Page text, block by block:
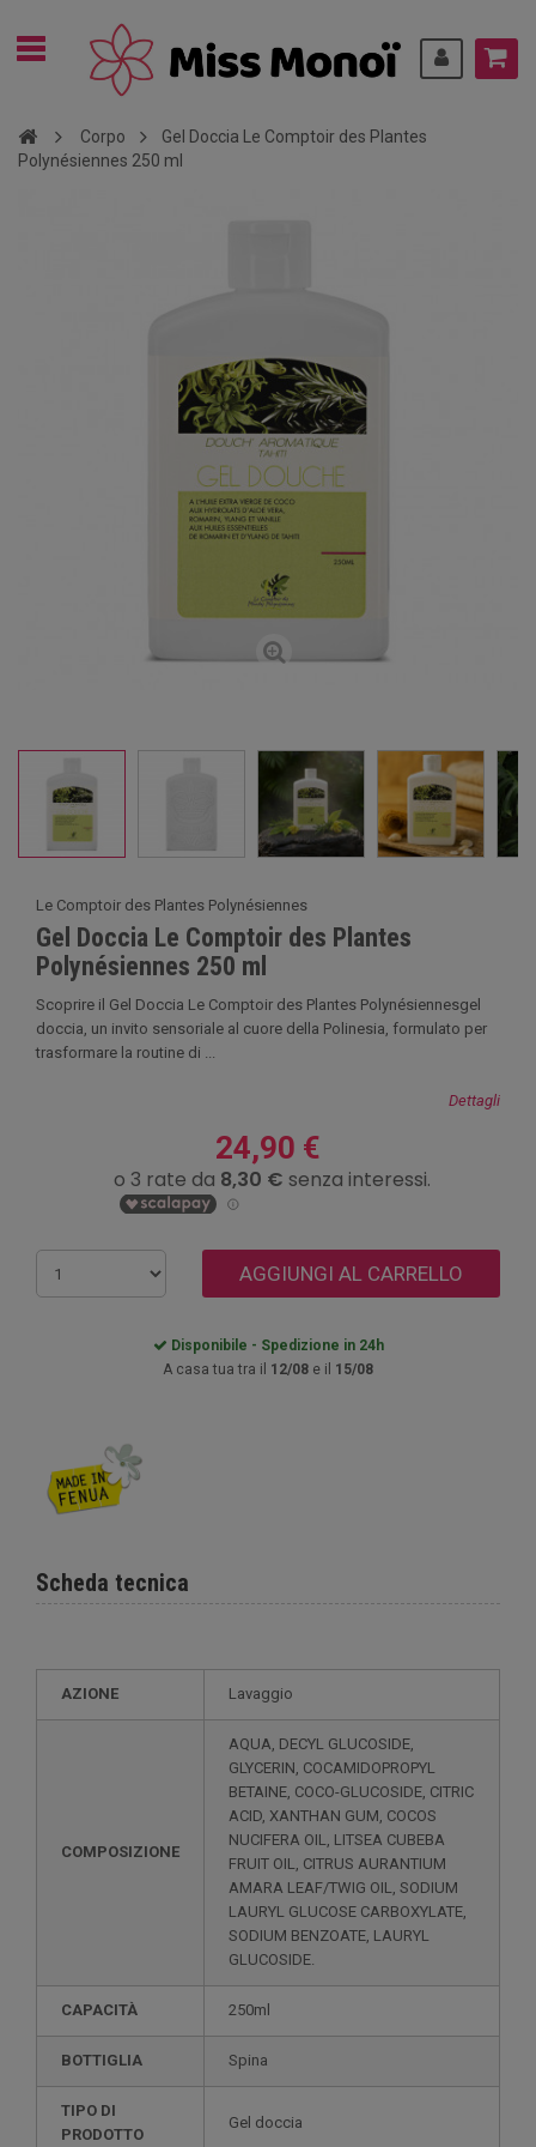
Corpo
Gel Doccia Le Comptoir des Plantes
Polynésiennes 250 ml
Le Comptoir des Plantes Polynésiennes
Gel Doccia Le Comptoir des Plantes
Polynésiennes 250 ml
Scoprire il Gel Doccia Le Comptoir des Plantes Polynésiennesgel
doccia, un invito sensoriale al cuore della Polinesia, formulato per
trasformare la routine di ...
Dettagli
24,90 €
AGGIUNGI AL CARRELLO
Disponibile - Spedizione in 24h
A casa tua tra il 12/08 e il 15/08
Scheda tecnica
AZIONE Lavaggio
COMPOSIZIONE
AQUA, DECYL GLUCOSIDE,
GLYCERIN, COCAMIDOPROPYL
BETAINE, COCO-GLUCOSIDE, CITRIC
ACID, XANTHAN GUM, COCOS
NUCIFERA OIL, LITSEA CUBEBA
FRUIT OIL, CITRUS AURANTIUM
AMARA LEAF/TWIG OIL, SODIUM
LAURYL GLUCOSE CARBOXYLATE,
SODIUM BENZOATE, LAURYL
GLUCOSIDE.
CAPACITÀ 250ml
BOTTIGLIA Spina
TIPO DI
PRODOTTO
Gel doccia